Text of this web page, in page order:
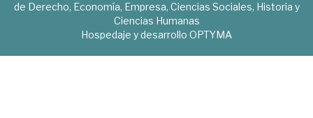
de Derecho, Economía, Empresa, Ciencias Sociales, Historia y
Ciencias Humanas
Hospedaje y desarrollo OPTYMA